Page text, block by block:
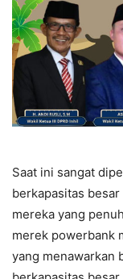
Saat ini sangat
berkapasitas
mereka yang
merek powerbank
yang menawarkan